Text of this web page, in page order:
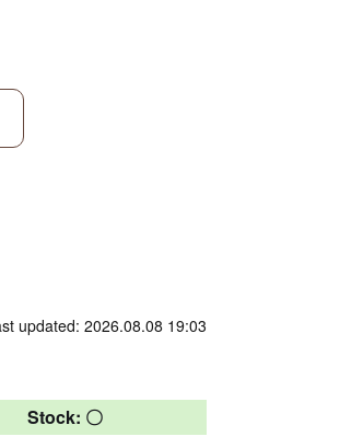
updated: 2026.08.08 19:03
Stock: 〇